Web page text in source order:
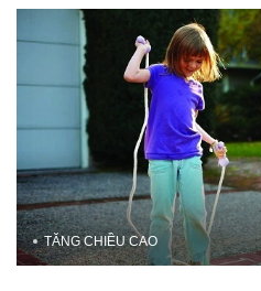
TĂNG CHIỀU CAO